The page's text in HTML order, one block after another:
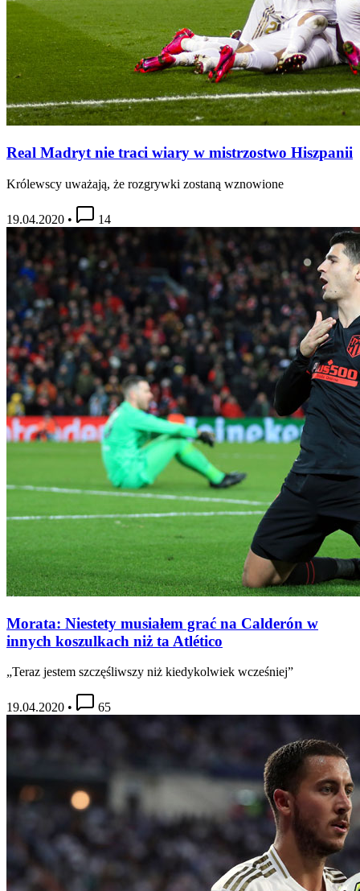
Real Madryt nie traci wiary w mistrzostwo Hiszpanii
Królewscy uważają, że rozgrywki zostaną wznowione
19.04.2020 • 14
Morata: Niestety musiałem grać na Calderón w
innych koszulkach niż ta Atlético
„Teraz jestem szczęśliwszy niż kiedykolwiek wcześniej”
19.04.2020 • 65